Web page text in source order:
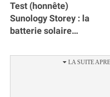
Test (honnête)
Sunology Storey : la
batterie solaire